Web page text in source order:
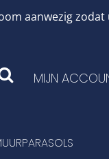
aanwezig
MIJN